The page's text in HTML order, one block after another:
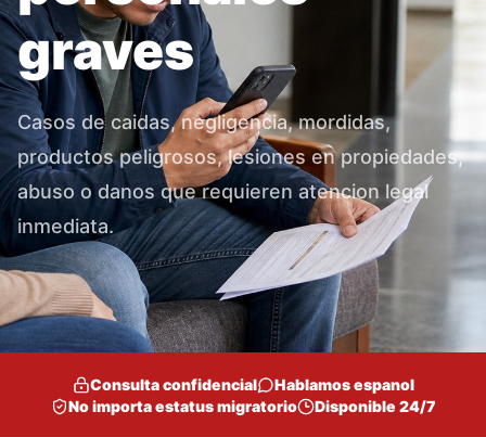
graves
Casos de caidas, negligencia, mordidas,
productos peligrosos, lesiones en propiedades,
abuso o danos que requieren atencion legal
inmediata.
Consulta confidencial
Hablamos espanol
No importa estatus migratorio
Disponible 24/7